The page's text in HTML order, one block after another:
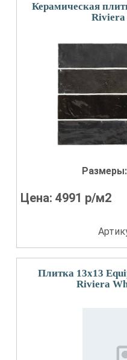
Керамическая
Riviera
Размеры:
Цена:4991 р/м2
Плитка 13x13
Riviera